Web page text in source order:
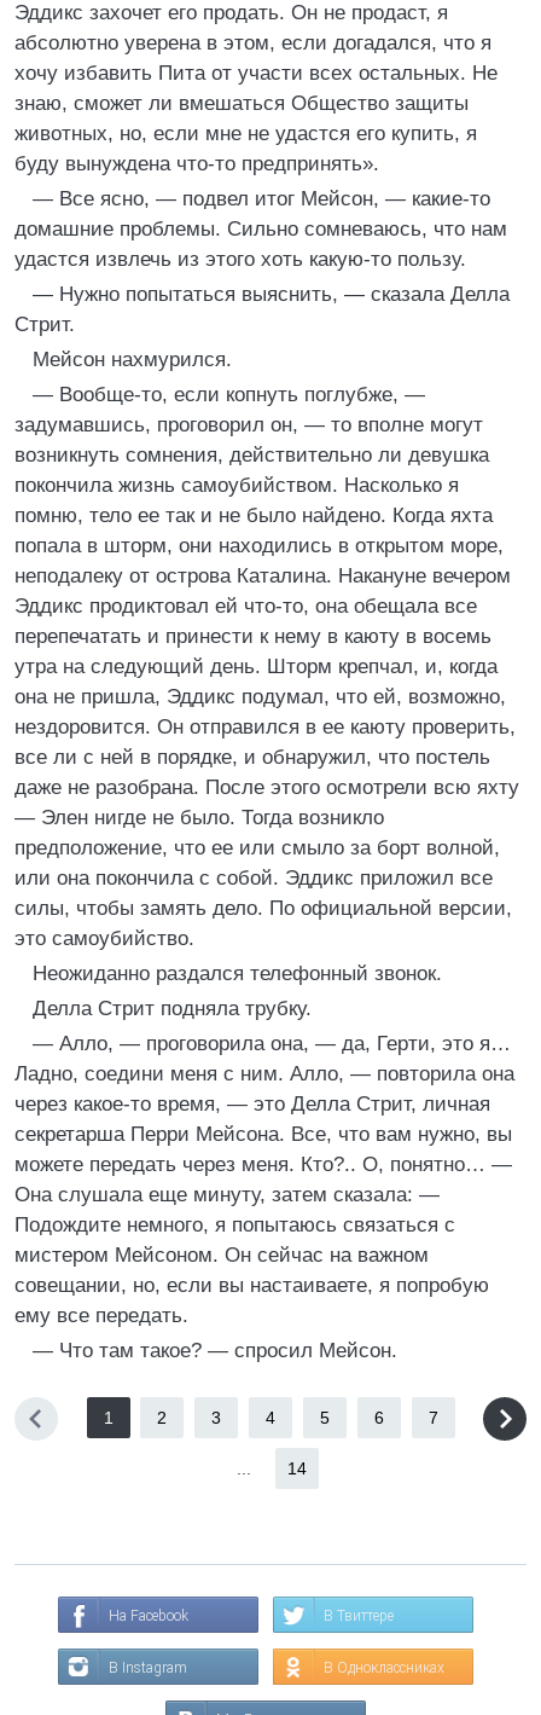
Эддикс захочет его продать. Он не продаст, я
абсолютно уверена в этом, если догадался, что я
хочу избавить Пита от участи всех остальных. Не
знаю, сможет ли вмешаться Общество защиты
животных, но, если мне не удастся его купить, я
буду вынуждена что-то предпринять».
— Все ясно, — подвел итог Мейсон, — какие-то
домашние проблемы. Сильно сомневаюсь, что нам
удастся извлечь из этого хоть какую-то пользу.
— Нужно попытаться выяснить, — сказала Делла
Стрит.
Мейсон нахмурился.
— Вообще-то, если копнуть поглубже, —
задумавшись, проговорил он, — то вполне могут
возникнуть сомнения, действительно ли девушка
покончила жизнь самоубийством. Насколько я
помню, тело ее так и не было найдено. Когда яхта
попала в шторм, они находились в открытом море,
неподалеку от острова Каталина. Накануне вечером
Эддикс продиктовал ей что-то, она обещала все
перепечатать и принести к нему в каюту в восемь
утра на следующий день. Шторм крепчал, и, когда
она не пришла, Эддикс подумал, что ей, возможно,
нездоровится. Он отправился в ее каюту проверить,
все ли с ней в порядке, и обнаружил, что постель
даже не разобрана. После этого осмотрели всю яхту
— Элен нигде не было. Тогда возникло
предположение, что ее или смыло за борт волной,
или она покончила с собой. Эддикс приложил все
силы, чтобы замять дело. По официальной версии,
это самоубийство.
Неожиданно раздался телефонный звонок.
Делла Стрит подняла трубку.
— Алло, — проговорила она, — да, Герти, это я…
Ладно, соедини меня с ним. Алло, — повторила она
через какое-то время, — это Делла Стрит, личная
секретарша Перри Мейсона. Все, что вам нужно, вы
можете передать через меня. Кто?.. О, понятно… —
Она слушала еще минуту, затем сказала: —
Подождите немного, я попытаюсь связаться с
мистером Мейсоном. Он сейчас на важном
совещании, но, если вы настаиваете, я попробую
ему все передать.
— Что там такое? — спросил Мейсон.
1 2 3 4 5 6 7
14
На Facebook В Твиттере
В Instagram В Одноклассниках